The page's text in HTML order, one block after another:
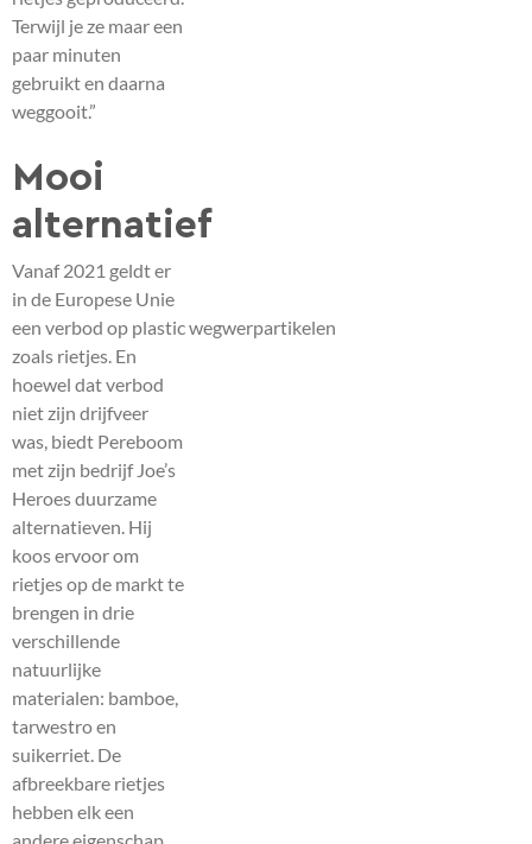
Terwijl je ze maar een
paar minuten
gebruikt en daarna
weggooit.”
Mooi
alternatief
Vanaf 2021 geldt er
in de Europese Unie
een verbod op plastic wegwerpartikelen
zoals rietjes. En
hoewel dat verbod
niet zijn drijfveer
was, biedt Pereboom
met zijn bedrijf Joe’s
Heroes duurzame
alternatieven. Hij
koos ervoor om
rietjes op de markt te
brengen in drie
verschillende
natuurlijke
materialen: bamboe,
tarwestro en
suikerriet. De
afbreekbare rietjes
hebben elk een